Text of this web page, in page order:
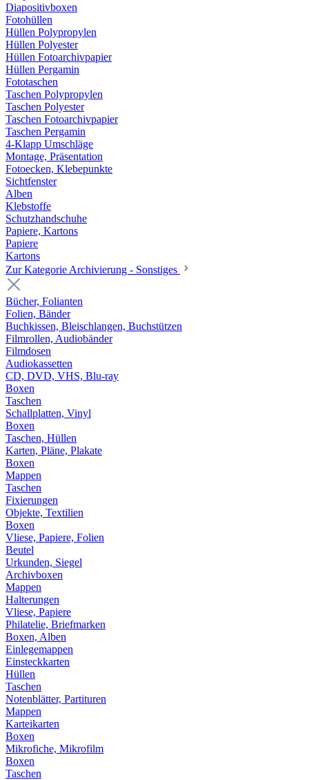
Diapositivboxen
Fotohüllen
Hüllen Polypropylen
Hüllen Polyester
Hüllen Fotoarchivpapier
Hüllen Pergamin
Fototaschen
Taschen Polypropylen
Taschen Polyester
Taschen Fotoarchivpapier
Taschen Pergamin
4-Klapp Umschläge
Montage, Präsentation
Fotoecken, Klebepunkte
Sichtfenster
Alben
Klebstoffe
Schutzhandschuhe
Papiere, Kartons
Papiere
Kartons
Zur Kategorie Archivierung - Sonstiges
Bücher, Folianten
Folien, Bänder
Buchkissen, Bleischlangen, Buchstützen
Filmrollen, Audiobänder
Filmdosen
Audiokassetten
CD, DVD, VHS, Blu-ray
Boxen
Taschen
Schallplatten, Vinyl
Boxen
Taschen, Hüllen
Karten, Pläne, Plakate
Boxen
Mappen
Taschen
Fixierungen
Objekte, Textilien
Boxen
Vliese, Papiere, Folien
Beutel
Urkunden, Siegel
Archivboxen
Mappen
Halterungen
Vliese, Papiere
Philatelie, Briefmarken
Boxen, Alben
Einlegemappen
Einsteckkarten
Hüllen
Taschen
Notenblätter, Partituren
Mappen
Karteikarten
Boxen
Mikrofiche, Mikrofilm
Boxen
Taschen